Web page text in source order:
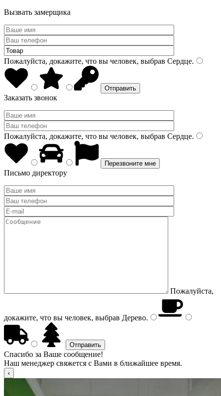
Вызвать замерщика
Пожалуйста, докажите, что вы человек, выбрав Сердце.
Заказать звонок
Пожалуйста, докажите, что вы человек, выбрав Сердце.
Письмо директору
Пожалуйста,
докажите, что вы человек, выбрав Дерево.
Спасибо за Ваше сообщение!
Наш менеджер свяжется с Вами в ближайшее время.